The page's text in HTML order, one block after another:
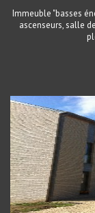
Immeuble "basses
ascenseurs, salle